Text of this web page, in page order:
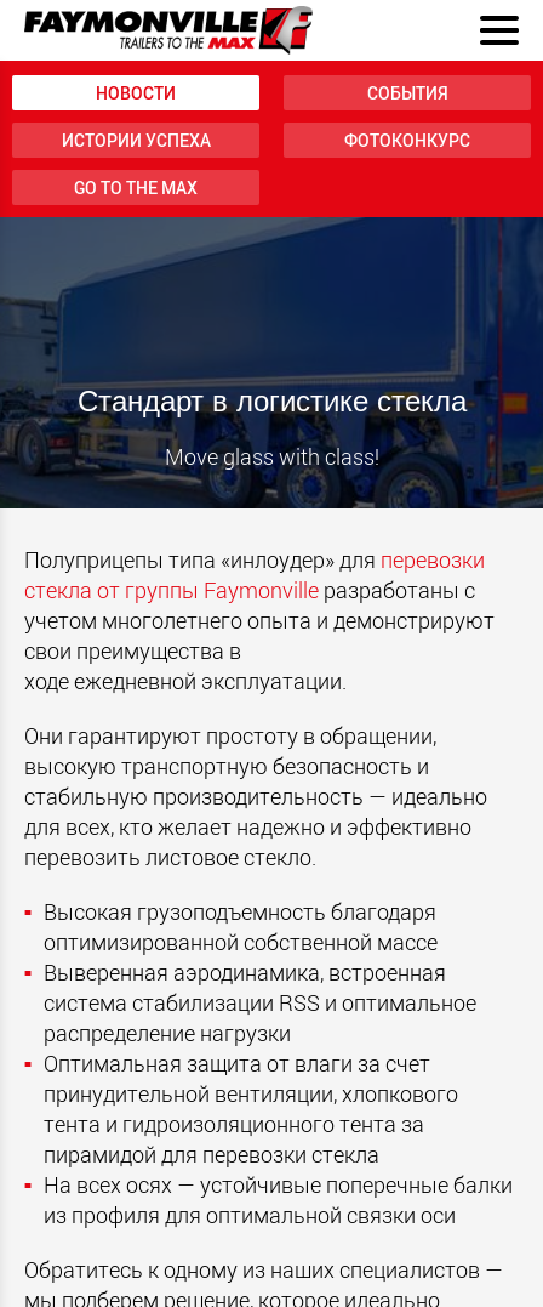
НОВОСТИ СОБЫТИЯ
ИСТОРИИ УСПЕХА ФОТОКОНКУРС
GO TO THE MAX
Стандарт в логистике стекла
Move glass with class!
Полуприцепы типа «инлоудер» для перевозки
стекла от группы Faymonville разработаны с
учетом многолетнего опыта и демонстрируют
свои преимущества в
ходе ежедневной эксплуатации.
Они гарантируют простоту в обращении,
высокую транспортную безопасность и
стабильную производительность — идеально
для всех, кто желает надежно и эффективно
перевозить листовое стекло.
Высокая грузоподъемность благодаря
оптимизированной собственной массе
Выверенная аэродинамика, встроенная
система стабилизации RSS и оптимальное
распределение нагрузки
Оптимальная защита от влаги за счет
принудительной вентиляции, хлопкового
тента и гидроизоляционного тента за
пирамидой для перевозки стекла
На всех осях — устойчивые поперечные балки
из профиля для оптимальной связки оси
Обратитесь к одному из наших специалистов —
мы подберем решение, которое идеально